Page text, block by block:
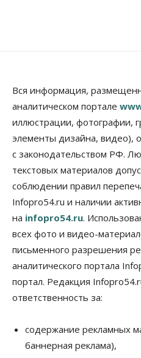
В
против нового закона о
07 Августа 2026, 18:00
Бизнес
В аэропорту Толмачёво
бетонированию
07 Августа 2026, 17:00
Бизнес
Новосибирцы
дома по упрощенной
07 Августа 2026, 16:00
Общество
Роспотребнадзор изъял
мяса в Новосибирской
Расходы новосибирцев
за полгода
07 Августа 2026, 14:35
Вся информация,
аналитическом портале
иллюстрации, фотографии,
элементы дизайна, видео),
с законодательством РФ.
текстовых материалов
соблюдении правил
Infopro54.ru и наличии
на infopro54.ru.
всех фото и видео-
письменного разрешения
аналитического портала
портал. Редакция
ответственность за:
содержание рекламных
баннерная реклама),